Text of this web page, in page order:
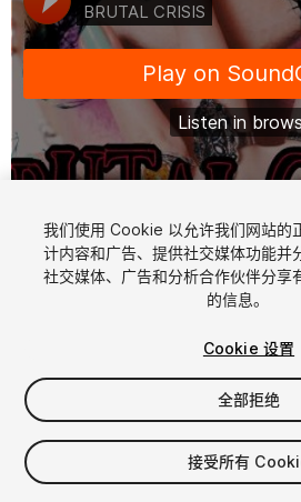
1/7
$10
增值税将在结算时计算
我们使用 Cookie 以允许我们网站的
计内容和广告、提供社交媒体功能并
社交媒体、广告和分析合作伙伴分享
的信息。
Cookie 设置
全部拒绝
接受所有